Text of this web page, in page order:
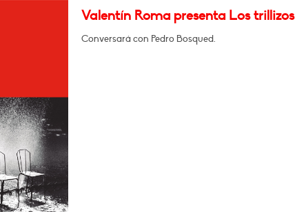
Valentín Roma presenta Los trillizos
Conversará con Pedro Bosqued.